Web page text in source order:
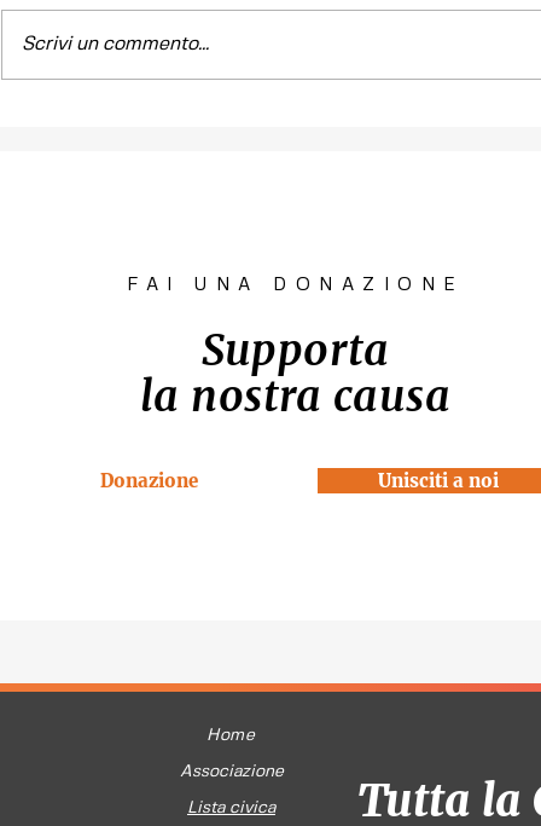
Scrivi un commento...
FAI UNA DONAZIONE
Supporta
la nostra causa
Donazione Unisciti a noi
Home
Associazione
Lista civica Tutta la